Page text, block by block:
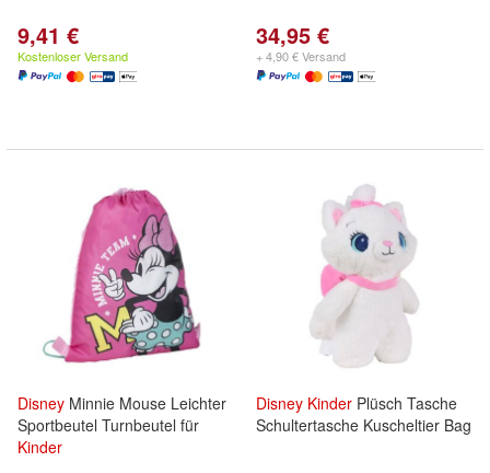
9,41 €
Kostenloser Versand
34,95 €
+ 4,90 € Versand
Disney Minnie Mouse Leichter
Sportbeutel Turnbeutel für
Kinder
Disney Kinder Plüsch Tasche
Schultertasche Kuscheltier Bag